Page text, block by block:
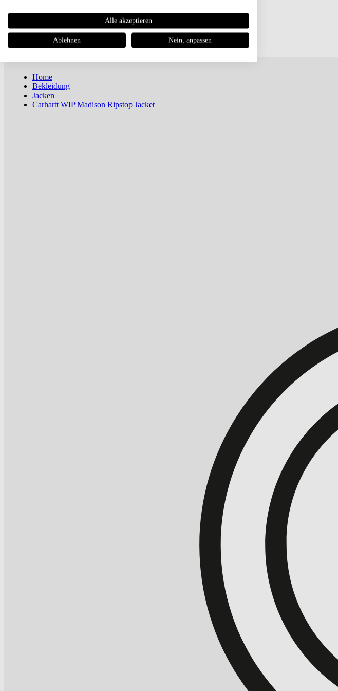
Newsletter
Home
Bekleidung
Jacken
Carhartt WIP Madison Ripstop Jacket
Alle akzeptieren
Ablehnen Nein, anpassen